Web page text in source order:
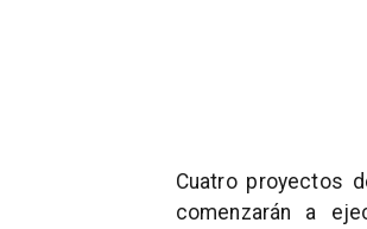
Cuatro proyectos
comenzarán a